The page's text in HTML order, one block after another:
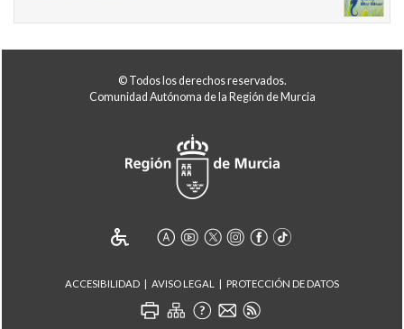
© Todos los derechos reservados.
Comunidad Autónoma de la Región de Murcia
ACCESIBILIDAD AVISO LEGAL PROTECCIÓN DE DATOS